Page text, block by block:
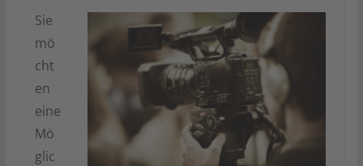
Sie
mö
cht
en
eine
Mö
glic